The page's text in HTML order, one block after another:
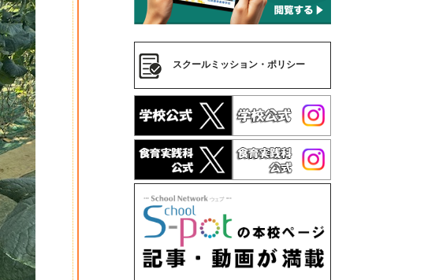
スクールミッション・ポリシー